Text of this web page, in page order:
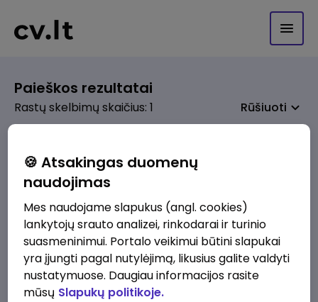
Paieškos rezultatai
Rastų skelbimų skaičius: 1 Rūšiuoti
prieš 1 sav.
Terminalo aptarnavimo specialistė (-as)
Mockavoje
ORLEN Lietuva Lazdijai
Nuo 7.46 - Iki 10.72 €/val. Prieš mokesčius
🍪 Atsakingas duomenų
naudojimas
Mes naudojame slapukus (angl. cookies)
lankytojų srauto analizei, rinkodarai ir turinio
suasmeninimui. Portalo veikimui būtini slapukai
yra įjungti pagal nutylėjimą, likusius galite valdyti
nustatymuose. Daugiau informacijos rasite
mūsų Slapukų politikoje.